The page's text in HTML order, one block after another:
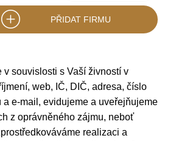
PŘIDAT FIRMU
v souvislosti s Vaší živností v
web, IČ, DIČ, adresa, číslo
a e-mail, evidujeme a uveřejňujeme
z oprávněného zájmu, neboť
realizaci a